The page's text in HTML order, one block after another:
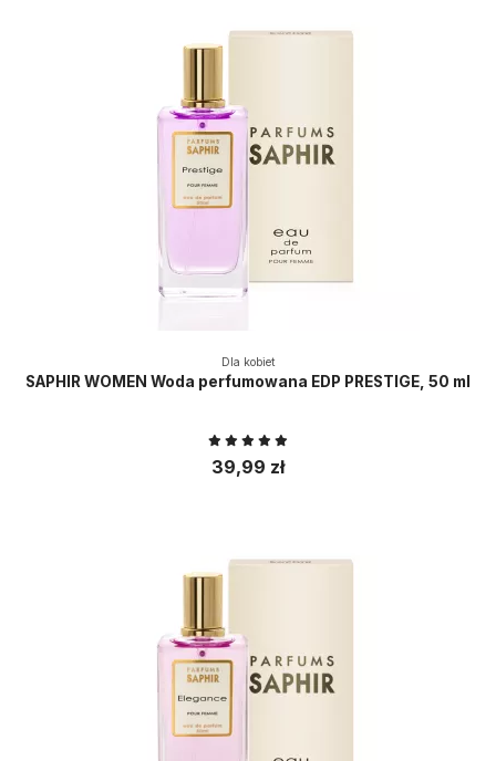
Dla kobiet
SAPHIR WOMEN Woda perfumowana EDP PRESTIGE, 50 ml
39,99 zł